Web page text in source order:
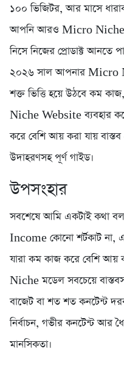
১০০ ভিজিটর, আর মাসে
আপনি আরও Micro Niche
নিসে নিজের প্রোডাক্ট আনতে
২০২৬ সাল আপনার Micro
শক্ত ভিত্তি হয়ে উঠবে কম
Niche Website ব্যবহার
করে বেশি আয় করা যায়
উদাহরণসহ পূর্ণ গাইড।
উপসংহার
সবশেষে আমি একটাই কথা
Income কোনো শর্টকাট না,
যারা কম কাজ করে বেশি
Niche মডেল সবচেয়ে
বাজেট বা শত শত কনটেন্ট
নির্বাচন, গভীর কনটেন্ট আর
মানসিকতা।